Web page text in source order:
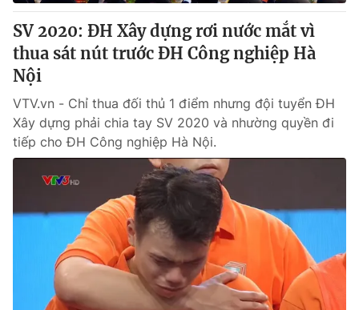
Góc doanh nghiệp
Truyền hình
Phim VTV
Hậu trường
Nhân vật
Khán giả
Giải trí
Điện ảnh
Âm nhạc
Sao
Đời sống
Du lịch
Chất lượng cuộc sống
Giáo dục
Tuyển sinh
Học trực tuyến
Hitech Công nghệ tương lai
Sản phẩm
Thị trường
Giao lưu trực tuyến
Lịch phát sóng
SV 2020: ĐH Xây dựng rơi nước mắt vì
thua sát nút trước ĐH Công nghiệp Hà
Nội
VTV.vn - Chỉ thua đối thủ 1 điểm nhưng đội tuyển ĐH
Xây dựng phải chia tay SV 2020 và nhường quyền đi
tiếp cho ĐH Công nghiệp Hà Nội.